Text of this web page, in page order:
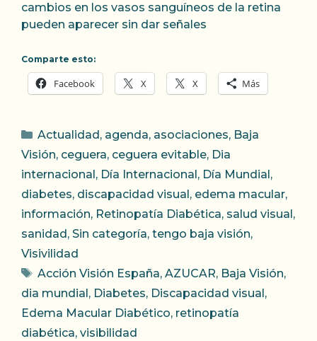
cambios en los vasos sanguíneos de la retina
pueden aparecer sin dar señales
Comparte esto:
Facebook X X Más
Categorías
Actualidad , agenda, asociaciones, Baja
Visión, ceguera, ceguera evitable, Dia
internacional , Día Internacional , Día Mundial ,
diabetes, discapacidad visual , edema macular,
información, Retinopatía Diabética, salud visual ,
sanidad , Sin categoría, tengo baja visión,
Visivilidad
Etiquetas
Acción Visión España, AZUCAR, Baja Visión,
dia mundial , Diabetes, Discapacidad visual ,
Edema Macular Diabético, retinopatía
diabética, visibilidad